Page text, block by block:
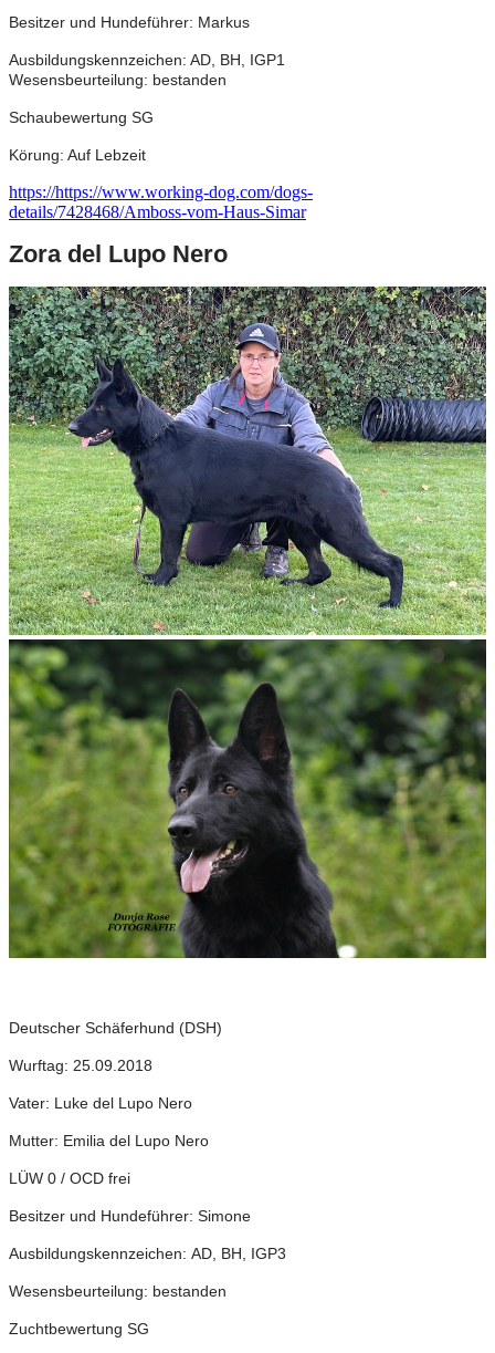
Besitzer und Hundeführer: Markus
Ausbildungskennzeichen: AD, BH, IGP1
Wesensbeurteilung: bestanden
Schaubewertung SG
Körung: Auf Lebzeit
https://https://www.working-dog.com/dogs-
details/7428468/Amboss-vom-Haus-Simar
Zora del Lupo Nero
Deutscher Schäferhund (DSH)
Wurftag: 25.09.2018
Vater: Luke del Lupo Nero
Mutter: Emilia del Lupo Nero
LÜW 0 / OCD frei
Besitzer und Hundeführer: Simone
Ausbildungskennzeichen: AD, BH, IGP3
Wesensbeurteilung: bestanden
Zuchtbewertung SG